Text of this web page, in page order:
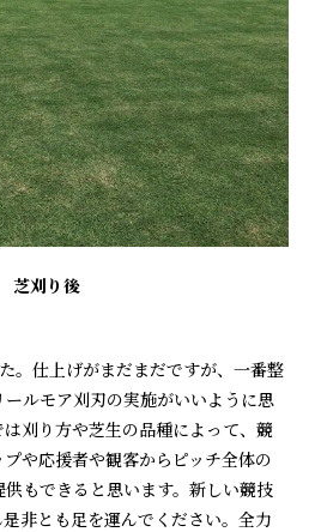
芝刈り後
。仕上げがまだまだですが、一番整
ルモア刈刃の実施がいいように思
刈り方や芝生の品種によって、競
や応援者や観客からピッチ全体の
もできると思います。新しい競技
非とも足を運んでください。全力